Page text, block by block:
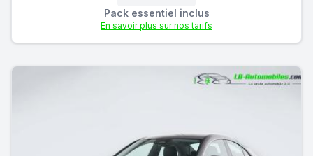
Pack essentiel inclus
En savoir plus sur nos tarifs